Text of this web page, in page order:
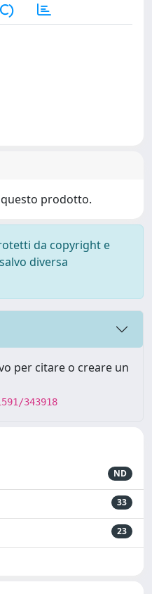
prodotto.
da copyright e
diversa
per citare o creare un
343918
ND
33
23